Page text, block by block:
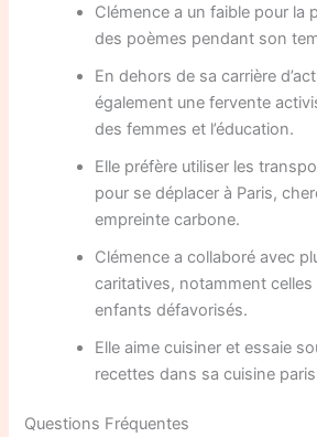
Clémence a un faible pour la
des poèmes pendant son
En dehors de sa carrière
également une fervente
des femmes et l’éducation.
Elle préfère utiliser les
pour se déplacer à Paris,
empreinte carbone.
Clémence a collaboré avec
caritatives, notamment
enfants défavorisés.
Elle aime cuisiner et essaie
recettes dans sa cuisine
Questions Fréquentes